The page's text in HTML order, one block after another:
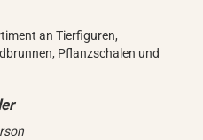
an Tierfiguren,
Pflanzschalen und